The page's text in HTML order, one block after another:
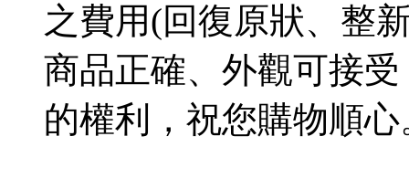
之費用(回復原狀、整
商品正確、外觀可接
的權利，祝您購物順心